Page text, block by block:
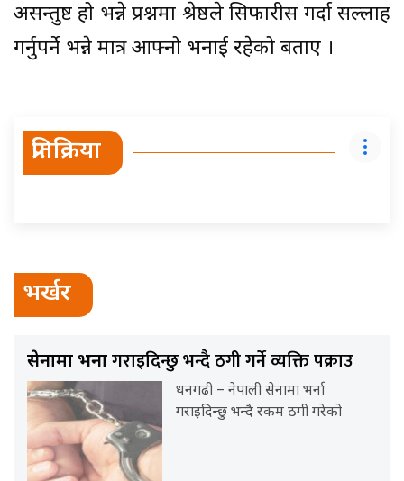
असन्तुष्ट हो भन्ने प्रश्नमा श्रेष्ठले सिफारीस गर्दा सल्लाह
गर्नुपर्ने भन्ने मात्र आफ्नो भनाई रहेको बताए ।
प्रतिक्रिया
भर्खर
सेनामा भर्नागराइदिन्छु भन्दै ठगी गर्ने व्यक्ति पक्राउ
धनगढी – नेपाली सेनामा भर्ना
गराइदिन्छु भन्दै रकम ठगी गरेको